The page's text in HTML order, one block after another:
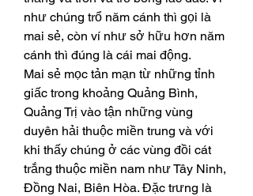
như chúng trổ năm cánh thì gọi là
mai sẻ, còn ví như sở hữu hơn năm
cánh thì đúng là cái mai động.
Mai sẻ mọc tản mạn từ những tỉnh
giấc trong khoảng Quảng Bình,
Quảng Trị vào tận những vùng
duyên hải thuộc miền trung và với
khi thấy chúng ở các vùng đồi cát
trắng thuộc miền nam như Tây Ninh,
Đồng Nai, Biên Hòa. Đặc trưng là